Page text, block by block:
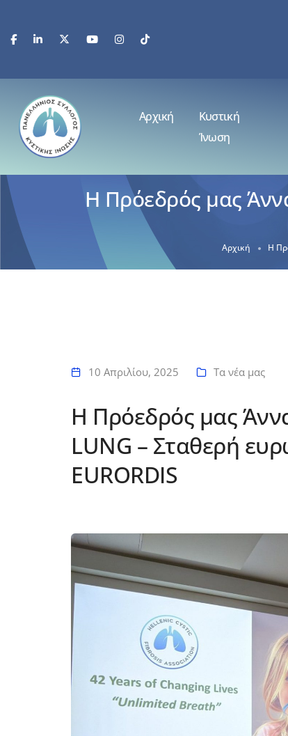
Αρχική
Κυστική
Ίνωση
Η Πρόεδρός μας
Αρχική Η
10 Απριλίου, 2025 Τα νέα μας
Η Πρόεδρός μας
LUNG – Σταθερή
EURORDIS